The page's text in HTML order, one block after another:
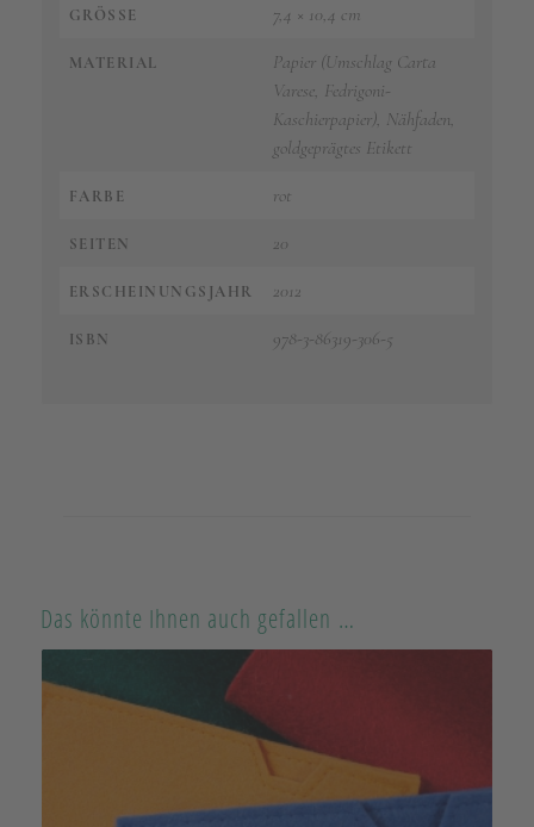
GRÖSSE 7,4 × 10,4 cm
MATERIAL
Papier (Umschlag Carta
Varese, Fedrigoni-
Kaschierpapier), Nähfaden,
goldgeprägtes Etikett
FARBE rot
SEITEN 20
ERSCHEINUNGSJAHR 2012
ISBN 978-3-86319-306-5
Das könnte Ihnen auch gefallen …